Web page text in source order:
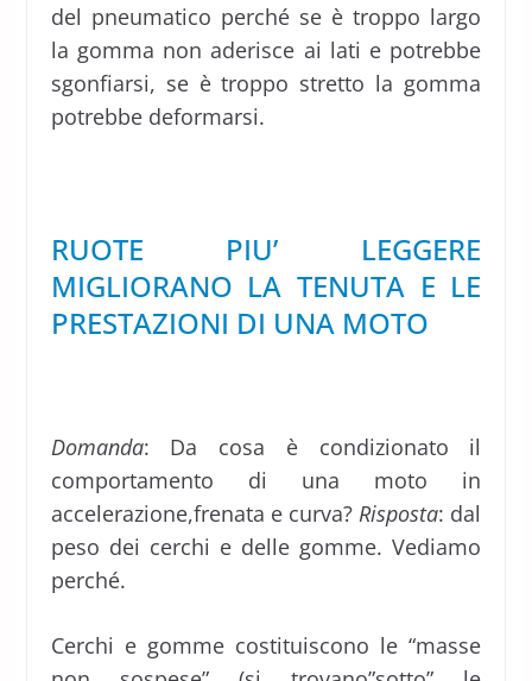
del pneumatico perché se è troppo largo
la gomma non aderisce ai lati e potrebbe
sgonfiarsi, se è troppo stretto la gomma
potrebbe deformarsi.
RUOTE PIU’ LEGGERE
MIGLIORANO LA TENUTA E LE
PRESTAZIONI DI UNA MOTO
Domanda: Da cosa è condizionato il
comportamento di una moto in
accelerazione,frenata e curva? Risposta: dal
peso dei cerchi e delle gomme. Vediamo
perché.
Cerchi e gomme costituiscono le “masse